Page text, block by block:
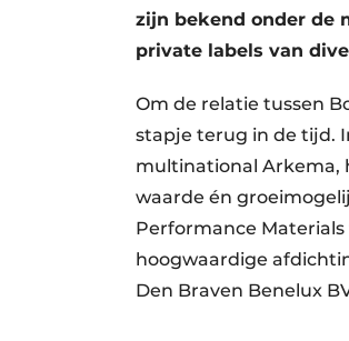
zijn bekend onder de
private labels van
Om de relatie tussen
stapje terug in de tijd.
multinational Arkema,
waarde én
Performance
hoogwaardige
Den Braven Benelux